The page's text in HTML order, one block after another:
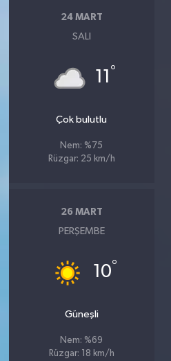
24 MART
SALI
11 °
Çok bulutlu
Nem: %75
Rüzgar: 25 km/h
26 MART
PERŞEMBE
10°
Güneşli
Nem: %69
Rüzgar: 18 km/h